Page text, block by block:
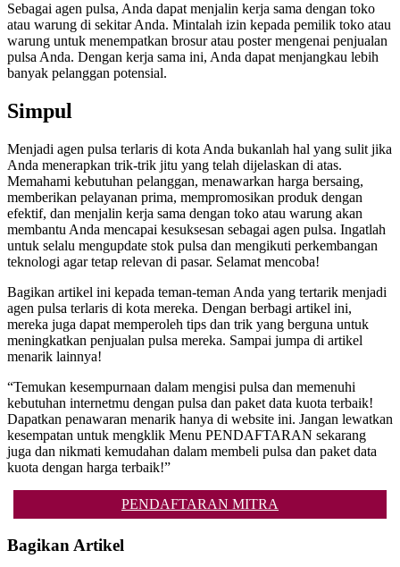
Sebagai agen pulsa, Anda dapat menjalin kerja sama dengan toko
atau warung di sekitar Anda. Mintalah izin kepada pemilik toko atau
warung untuk menempatkan brosur atau poster mengenai penjualan
pulsa Anda. Dengan kerja sama ini, Anda dapat menjangkau lebih
banyak pelanggan potensial.
Simpul
Menjadi agen pulsa terlaris di kota Anda bukanlah hal yang sulit jika
Anda menerapkan trik-trik jitu yang telah dijelaskan di atas.
Memahami kebutuhan pelanggan, menawarkan harga bersaing,
memberikan pelayanan prima, mempromosikan produk dengan
efektif, dan menjalin kerja sama dengan toko atau warung akan
membantu Anda mencapai kesuksesan sebagai agen pulsa. Ingatlah
untuk selalu mengupdate stok pulsa dan mengikuti perkembangan
teknologi agar tetap relevan di pasar. Selamat mencoba!
Bagikan artikel ini kepada teman-teman Anda yang tertarik menjadi
agen pulsa terlaris di kota mereka. Dengan berbagi artikel ini,
mereka juga dapat memperoleh tips dan trik yang berguna untuk
meningkatkan penjualan pulsa mereka. Sampai jumpa di artikel
menarik lainnya!
“Temukan kesempurnaan dalam mengisi pulsa dan memenuhi
kebutuhan internetmu dengan pulsa dan paket data kuota terbaik!
Dapatkan penawaran menarik hanya di website ini. Jangan lewatkan
kesempatan untuk mengklik Menu PENDAFTARAN sekarang
juga dan nikmati kemudahan dalam membeli pulsa dan paket data
kuota dengan harga terbaik!”
PENDAFTARAN MITRA
Bagikan Artikel